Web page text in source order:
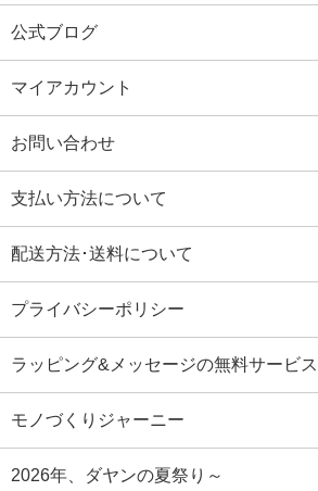
公式ブログ
マイアカウント
お問い合わせ
支払い方法について
配送方法･送料について
プライバシーポリシー
ラッピング&メッセージの無料サービス
モノづくりジャーニー
2026年、ダヤンの夏祭り～